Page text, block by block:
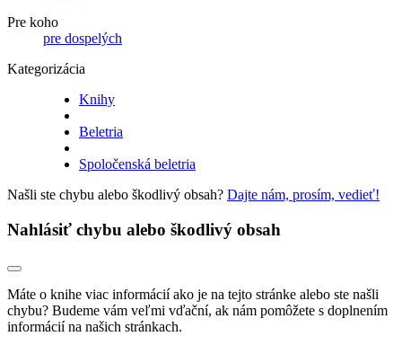
Pre koho
pre dospelých
Kategorizácia
Knihy
Beletria
Spoločenská beletria
Našli ste chybu alebo škodlivý obsah? Dajte nám, prosím, vedieť!
Nahlásiť chybu alebo škodlivý obsah
Máte o knihe viac informácií ako je na tejto stránke alebo ste našli
chybu? Budeme vám veľmi vďační, ak nám pomôžete s doplnením
informácií na našich stránkach.